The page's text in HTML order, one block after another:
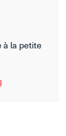
à la petite